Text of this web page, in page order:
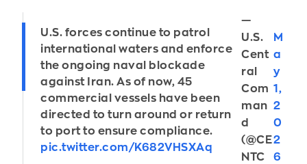
U.S. forces continue to patrol
international waters and enforce
the ongoing naval blockade
against Iran. As of now, 45
commercial vessels have been
directed to turn around or return
to port to ensure compliance.
pic.twitter.com/K682VHSXAq
—
U.S.
Cent
ral
Com
man
d
(@CE
NTC
M
a
y
1,
2
0
2
6